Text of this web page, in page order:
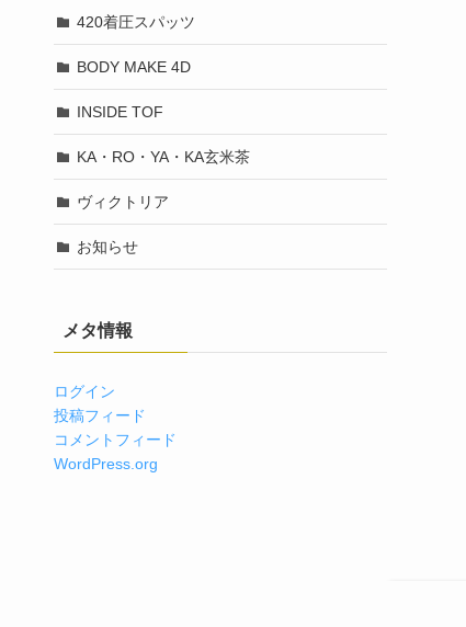
420着圧スパッツ
BODY MAKE 4D
INSIDE TOF
KA・RO・YA・KA玄米茶
ヴィクトリア
お知らせ
メタ情報
ログイン
投稿フィード
コメントフィード
WordPress.org